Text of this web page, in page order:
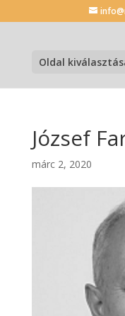
Oldal
József
márc 2, 2020